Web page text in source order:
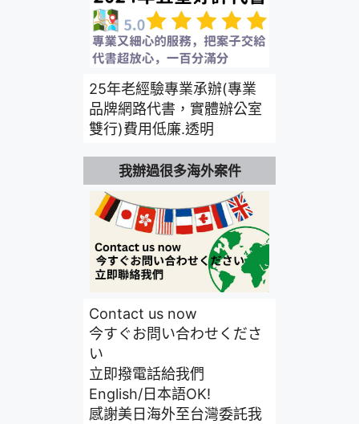
25年老經驗專業承辦(專業
品牌網路代書，實體辦公室
雙行)費用低廉.透明
我辦過很多海外案件
Contact us now
今すぐお問い合わせくださ
い
立即撥電話給我們
English/日本語OK!
感謝美日海外至台灣委託我